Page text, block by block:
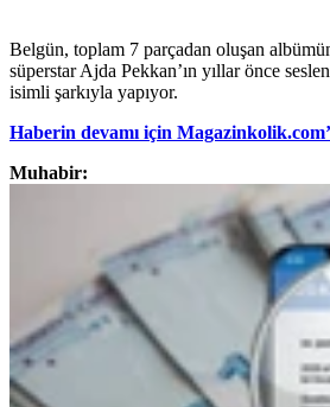
Belgün, toplam 7 parçadan oluşan
süperstar Ajda Pekkan’ın yıllar önce
isimli şarkıyla yapıyor.
Haberin devamı için
Muhabir: